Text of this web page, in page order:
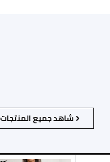
شاهد جميع المنتجات